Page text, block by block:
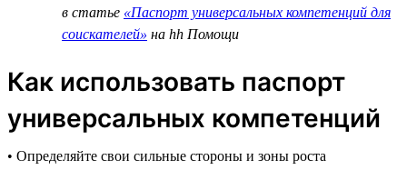
в статье «Паспорт универсальных компетенций для
соискателей» на hh Помощи
Как использовать паспорт
универсальных компетенций
• Определяйте свои сильные стороны и зоны роста